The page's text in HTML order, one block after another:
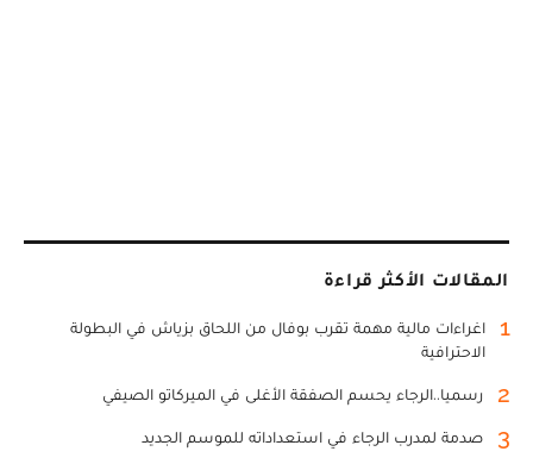
المقالات الأكثر قراءة
1
اغراءات مالية مهمة تقرب بوفال من اللحاق بزياش في البطولة
الاحترافية
2 رسميا..الرجاء يحسم الصفقة الأغلى في الميركاتو الصيفي
3 صدمة لمدرب الرجاء في استعداداته للموسم الجديد